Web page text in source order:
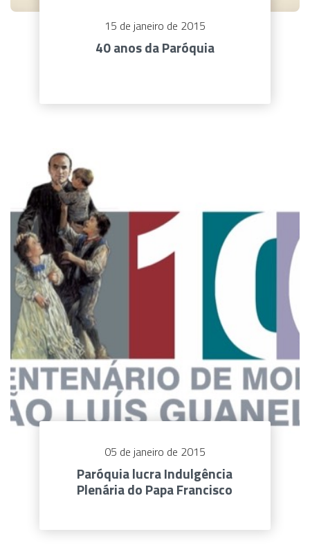
15 de janeiro de 2015
40 anos da Paróquia
05 de janeiro de 2015
Paróquia lucra Indulgência
Plenária do Papa Francisco